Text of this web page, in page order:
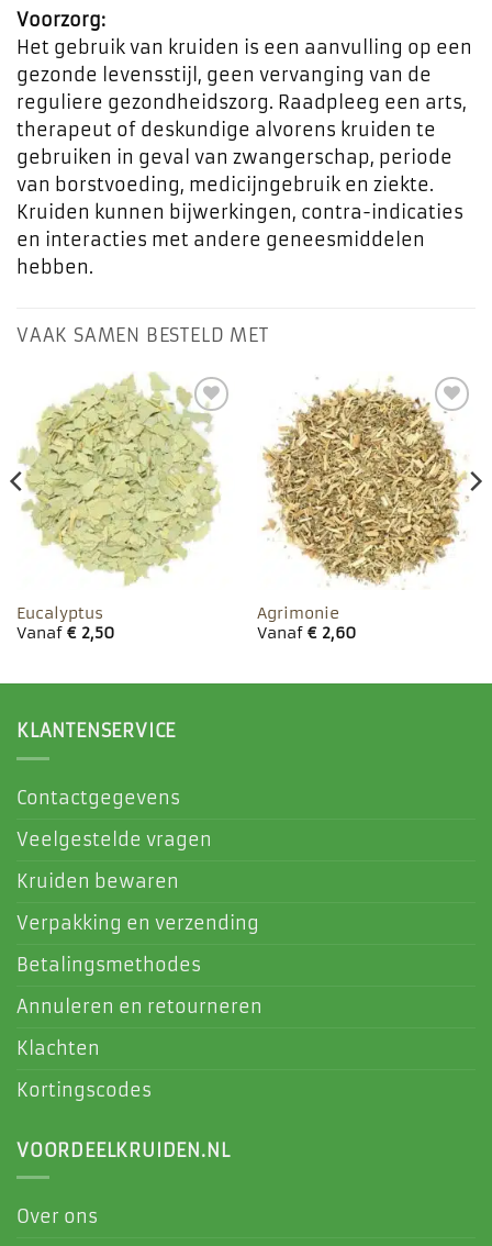
Voorzorg:
Het gebruik van kruiden is een aanvulling op een
gezonde levensstijl, geen vervanging van de
reguliere gezondheidszorg. Raadpleeg een arts,
therapeut of deskundige alvorens kruiden te
gebruiken in geval van zwangerschap, periode
van borstvoeding, medicijngebruik en ziekte.
Kruiden kunnen bijwerkingen, contra-indicaties
en interacties met andere geneesmiddelen
hebben.
VAAK SAMEN BESTELD MET
Toevoegen
aan
favorieten
Eucalyptus
Vanaf €2,50
Toevoegen
aan
favorieten
Agrimonie
Vanaf €2,60
KLANTENSERVICE
Contactgegevens
Veelgestelde vragen
Kruiden bewaren
Verpakking en verzending
Betalingsmethodes
Annuleren en retourneren
Klachten
Kortingscodes
VOORDEELKRUIDEN.NL
Over ons